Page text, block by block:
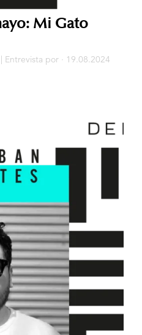
Mi Gato
| Entrevista por · 19.08.2024